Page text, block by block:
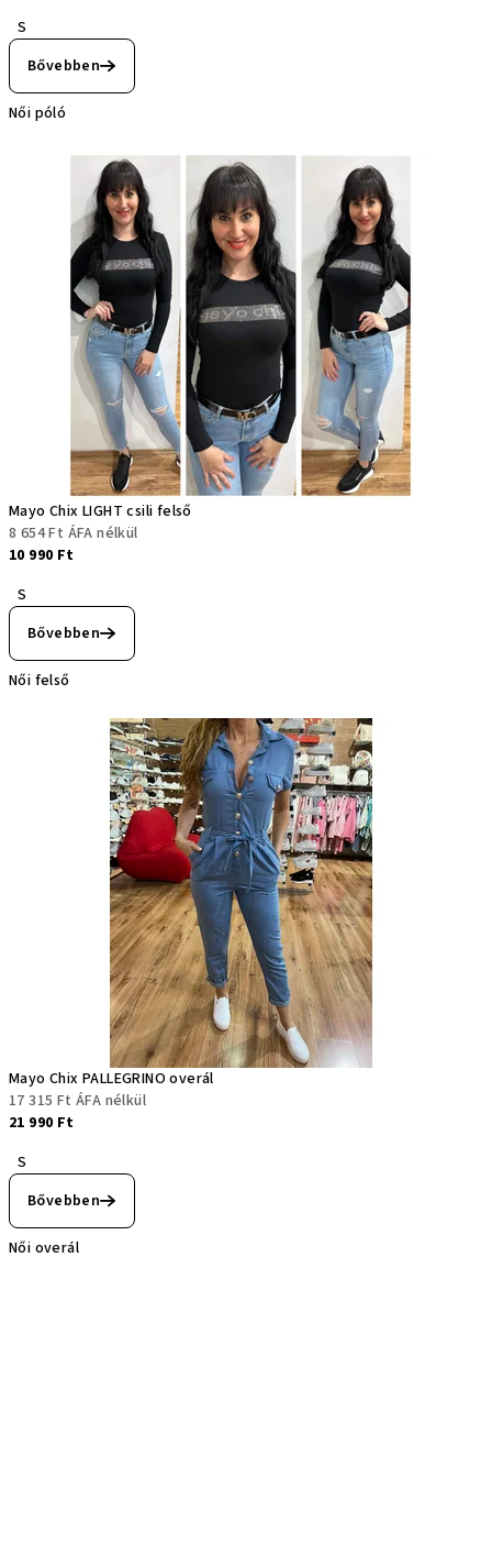
S
Bővebben
Női póló
Mayo Chix LIGHT csili felső
8 654 Ft ÁFA nélkül
10 990 Ft
S
Bővebben
Női felső
Mayo Chix PALLEGRINO overál
17 315 Ft ÁFA nélkül
21 990 Ft
S
Bővebben
Női overál